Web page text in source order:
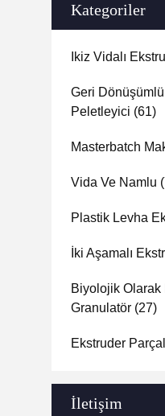
Kategoriler
Ikiz Vidalı
Geri
Peletleyici (61)
Masterbatch
Vida Ve Namlu
Plastik Levha
İki Aşamalı
Biyolojik
Granulatör (27)
Ekstruder
İletişim